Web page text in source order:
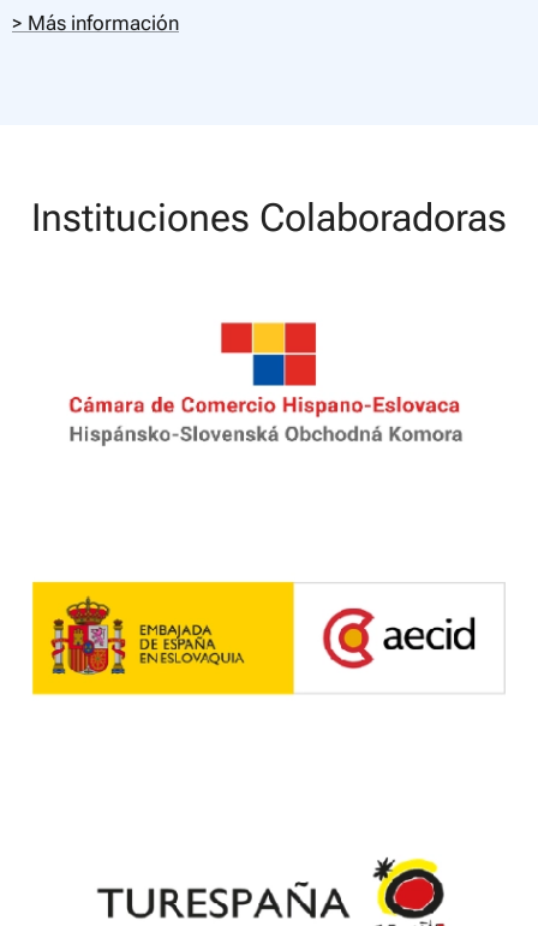
> Más información
Instituciones Colaboradoras